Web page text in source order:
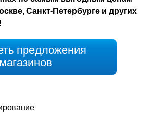
Санкт-Петербурге и других
предложения
магазинов